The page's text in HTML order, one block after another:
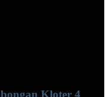
Kloter 4